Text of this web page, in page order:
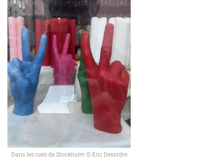
Dans les rues de Stockholm © Eric Desordre